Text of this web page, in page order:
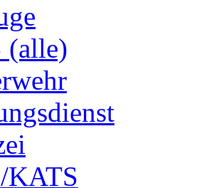
(alle)
KATS